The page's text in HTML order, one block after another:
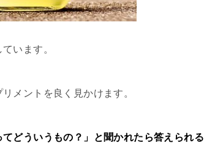
います。
メントを良く見かけます。
てどういうもの？」と聞かれたら答えられる